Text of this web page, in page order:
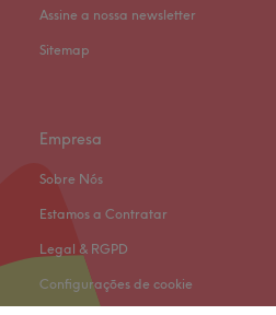
Assine a nossa newsletter
Sitemap
Empresa
Sobre Nós
Estamos a Contratar
Legal & RGPD
Configurações de cookie